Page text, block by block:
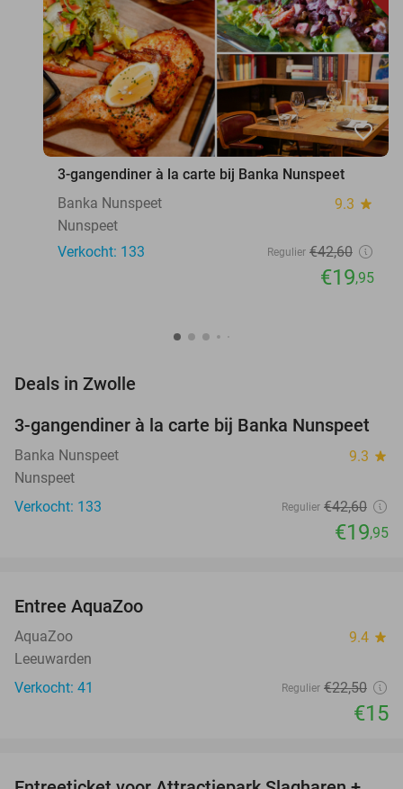
favorite_border
3-gangendiner à la carte bij Banka Nunspeet
Banka Nunspeet
9.3 star
Nunspeet
Verkocht: 133
Regulier €42,60
€19,95
Deals in Zwolle
53%
3-gangendiner à la carte bij Banka Nunspeet
Banka Nunspeet 9.3 star
Nunspeet
Verkocht: 133
Regulier €42,60
€19,95
TODAY
Entree AquaZoo
AquaZoo 9.4 star
Leeuwarden
Verkocht: 41
Regulier €22,50
€15